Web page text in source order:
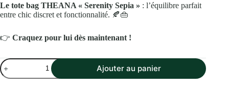
Le tote bag THEANA « Serenity Sepia » : l’équilibre parfait
entre chic discret et fonctionnalité. 🍂👜
👉 Craquez pour lui dès maintenant !
quantité
de
Tote
Ajouter au panier